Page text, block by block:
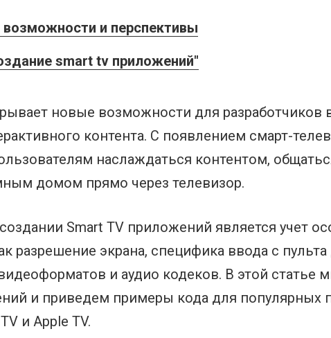
и перспективы
smart tv приложений"
новые возможности для разработчиков
контента. С появлением смарт-
наслаждаться контентом,
домом прямо через телевизор.
Smart TV приложений является учет
разрешение экрана, специфика ввода с
и аудио кодеков. В этой
и приведем примеры кода для популярных
и Apple TV.